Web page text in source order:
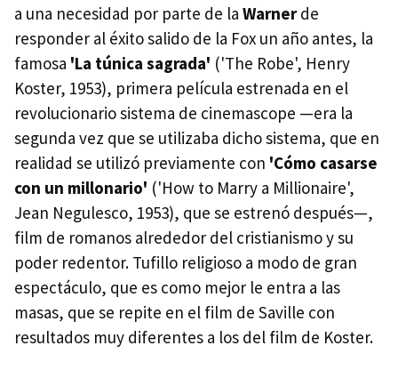
a una necesidad por parte de la Warnerde
responder al éxito salido de la Fox un año antes, la
famosa 'La túnica sagrada' ('The Robe', Henry
Koster, 1953), primera película estrenada en el
revolucionario sistema de cinemascope —era la
segunda vez que se utilizaba dicho sistema, que en
realidad se utilizó previamente con 'Cómo casarse
con un millonario' ('How to Marry a Millionaire',
Jean Negulesco, 1953), que se estrenó después—,
film de romanos alrededor del cristianismo y su
poder redentor. Tufillo religioso a modo de gran
espectáculo, que es como mejor le entra a las
masas, que se repite en el film de Saville con
resultados muy diferentes a los del film de Koster.